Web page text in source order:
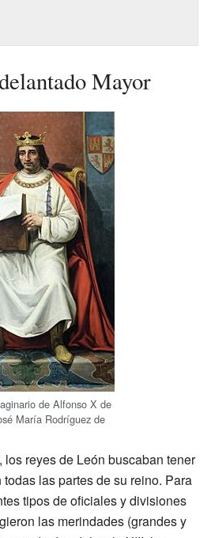
Mayor
de Alfonso X de
María Rodríguez de
reyes de León buscaban tener
las partes de su reino. Para
tipos de oficiales y divisiones
las merindades (grandes y